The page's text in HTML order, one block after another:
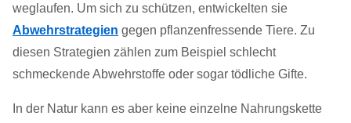
weglaufen. Um sich zu schützen, entwickelten sie
Abwehrstrategien gegen pflanzenfressende Tiere. Zu
diesen Strategien zählen zum Beispiel schlecht
schmeckende Abwehrstoffe oder sogar tödliche Gifte.
In der Natur kann es aber keine einzelne Nahrungskette